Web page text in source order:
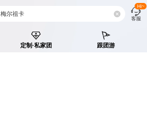
梅尔祖卡
客服
Hi~
定制·私家团 跟团游